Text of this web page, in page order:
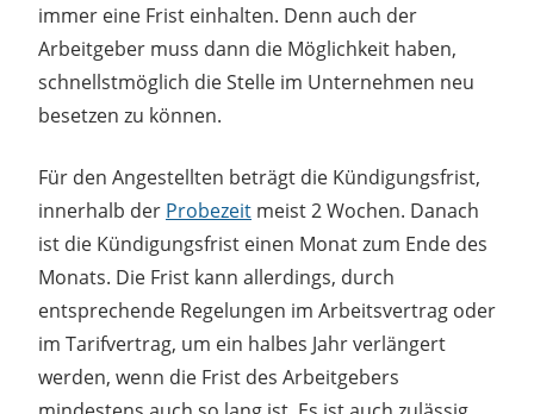
immer eine Frist einhalten. Denn auch der
Arbeitgeber muss dann die Möglichkeit haben,
schnellstmöglich die Stelle im Unternehmen neu
besetzen zu können.
Für den Angestellten beträgt die Kündigungsfrist,
innerhalb der Probezeit meist 2 Wochen. Danach
ist die Kündigungsfrist einen Monat zum Ende des
Monats. Die Frist kann allerdings, durch
entsprechende Regelungen im Arbeitsvertrag oder
im Tarifvertrag, um ein halbes Jahr verlängert
werden, wenn die Frist des Arbeitgebers